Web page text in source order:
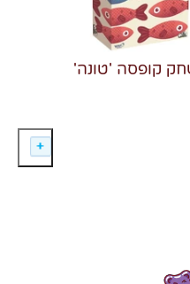
קופסה 'טונה'